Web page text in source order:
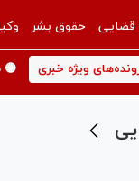
قضایی حقوق بشر
ویژه خبری 🟡